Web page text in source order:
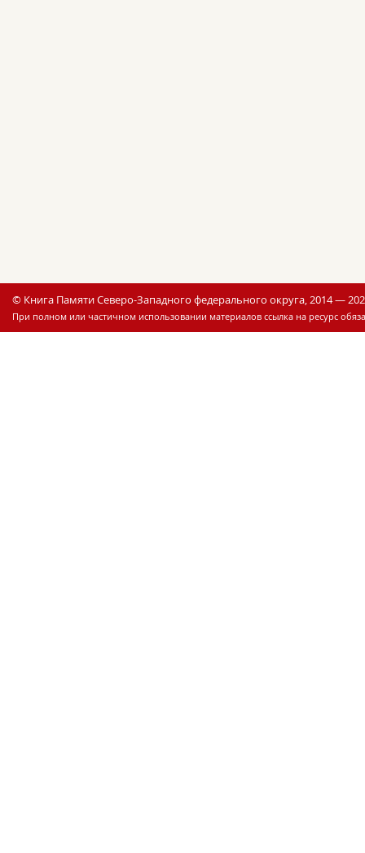
© Книга Памяти Северо-Западного федерального округа, 2014 —
При полном или частичном использовании материалов ссылка на ресурс